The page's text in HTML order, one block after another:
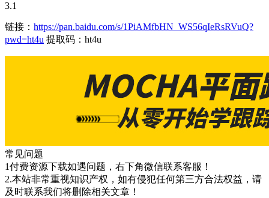
3.1
链接： https://pan.baidu.com/s/1PiAMfbHN_WS56qIeRsRVuQ?
pwd=ht4u 提取码：ht4u
常见问题
1付费资源下载如遇问题，右下角微信联系客服！
2.本站非常重视知识产权，如有侵犯任何第三方合法权益，请
及时联系我们将删除相关文章！